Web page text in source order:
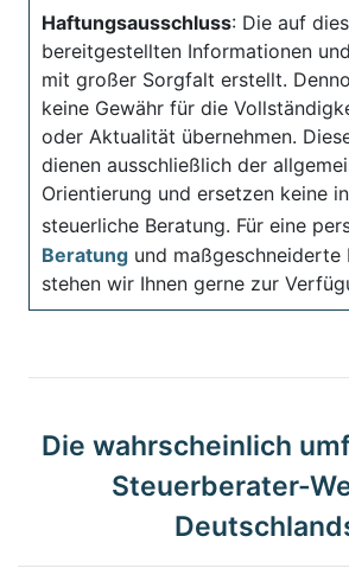
Haftungsausschluss: Die auf
bereitgestellten Informationen
mit großer Sorgfalt erstellt.
keine Gewähr für die
oder Aktualität übernehmen.
dienen ausschließlich der
Orientierung und ersetzen keine
steuerliche Beratung. Für eine
Beratung und maßgeschneiderte
stehen wir Ihnen gerne zur
Die wahrscheinlich
Steuerberater-